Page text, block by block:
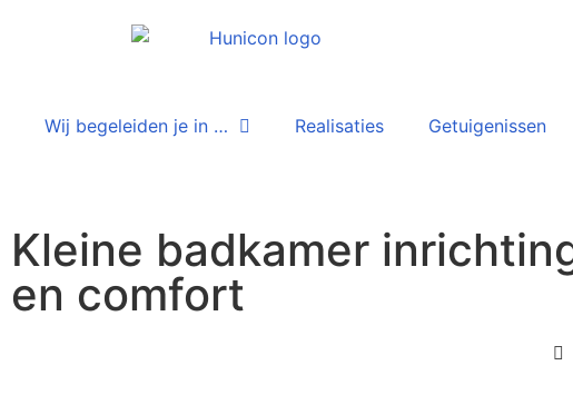
Wij begeleiden je in … Realisaties Getuigenissen
Kleine badkamer
en comfort